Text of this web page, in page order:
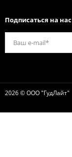
Подписаться на нас
2026 © ООО "ГудЛайт"